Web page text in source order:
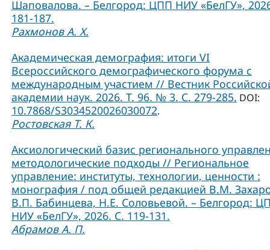
Шаповалова. – Белгород: ЦПП НИУ «БелГУ»,
181-187.
Рахмонов А. Х.
Академическая демография: итоги VI
Всероссийского демографического форума с
международным участием // Вестник
академии наук. 2026. Т. 96. № 3. С. 279-285. DOI:
10.7868/S3034520026030072.
Ростовская Т. К.
Аксиологический базис регионального
методологические подходы // Региональное
управление: институты, технологии, ценности :
монография / под общей редакцией В.М.
В.П. Бабинцева, Н.Е. Соловьевой. – Белгород:
НИУ «БелГУ», 2026. С. 119-131.
Абрамов А. П.